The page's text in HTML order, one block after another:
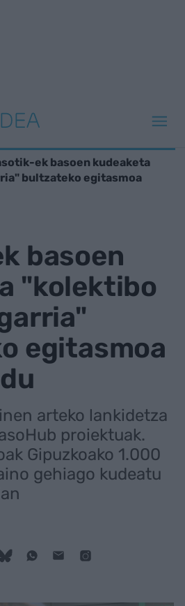
ek basoen kudeaketa
bultzateko egitasmoa
basoen
"kolektibo
egitasmoa
arteko lankidetza
proiektuak.
Gipuzkoako 1.000
gehiago kudeatu